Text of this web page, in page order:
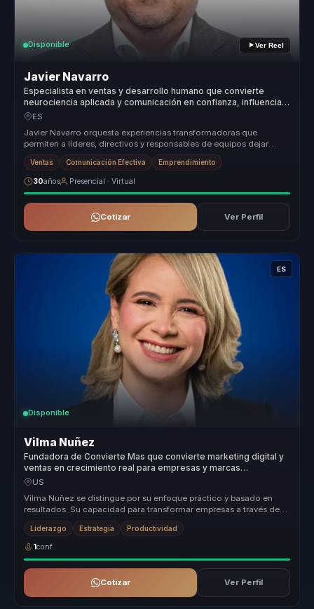
Disponible Ver Reel
Javier Navarro
Especialista en ventas y desarrollo humano que convierte
neurociencia aplicada y comunicación en confianza, influencia y
crecimiento para equipos comerciales.
ES
Javier Navarro orquesta experiencias transformadoras que
permiten a líderes, directivos y responsables de equipos dejar
atrás estructuras...
Ventas Comunicación Efectiva Emprendimiento
30años Presencial · Virtual
Cotizar Ver Perfil
ES
Disponible
Vilma Nuñez
Fundadora de Convierte Mas que convierte marketing digital y
ventas en crecimiento real para empresas y marcas
personales.
US
Vilma Nuñez se distingue por su enfoque práctico y basado en
resultados. Su capacidad para transformar empresas a través de
estrategias d...
Liderazgo Estrategia Productividad
1conf.
Cotizar Ver Perfil